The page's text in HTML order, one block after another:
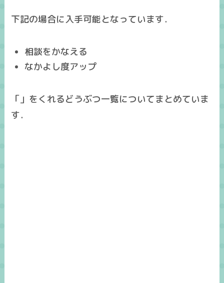
下記の場合に入手可能となっています．
相談をかなえる
なかよし度アップ
「」をくれるどうぶつ一覧についてまとめていま
す．